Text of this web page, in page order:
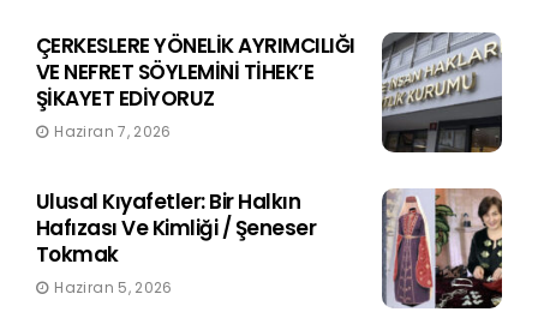
ÇERKESLERE YÖNELİK AYRIMCILIĞI
VE NEFRET SÖYLEMİNİ TİHEK’E
ŞİKAYET EDİYORUZ
Haziran 7, 2026
Ulusal Kıyafetler: Bir Halkın
Hafızası Ve Kimliği / Şeneser
Tokmak
Haziran 5, 2026